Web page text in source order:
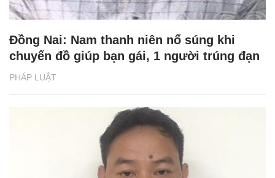
PHÁP LUẬT
Đồng Nai: Nam thanh niên nổ súng khi
chuyển đồ giúp bạn gái, 1 người trúng đạn